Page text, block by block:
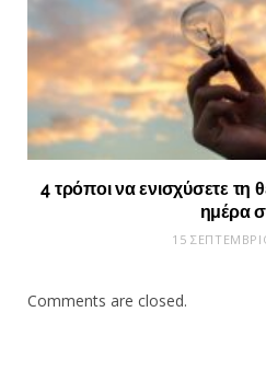
4 τρόποι να ενισχύσετε τη
ημέρα
15
Comments are closed.